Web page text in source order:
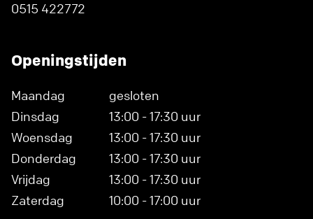
0515 422772
Openingstijden
Maandag
gesloten
Dinsdag
13:00 - 17:30 uur
Woensdag
13:00 - 17:30 uur
Donderdag
13:00 - 17:30 uur
Vrijdag
13:00 - 17:30 uur
Zaterdag
10:00 - 17:00 uur